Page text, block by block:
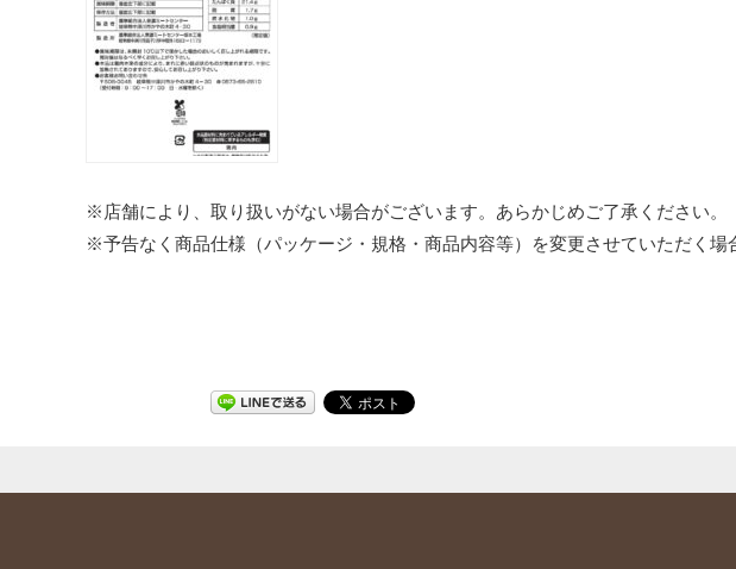
※店舗により、取り扱いがない場合がございます。あらかじめご了承ください。
※予告なく商品仕様（パッケージ・規格・商品内容等）を変更させていただく場